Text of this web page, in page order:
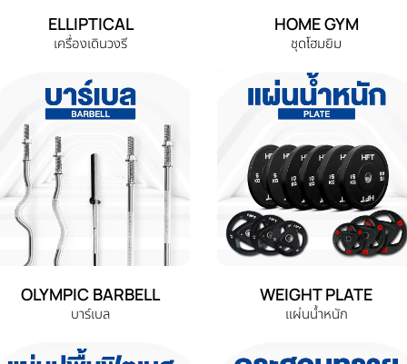
ELLIPTICAL
เครื่องเดินวงรี
HOME GYM
ชุดโฮมยิม
OLYMPIC BARBELL
บาร์เบล
WEIGHT PLATE
แผ่นน้ำหนัก